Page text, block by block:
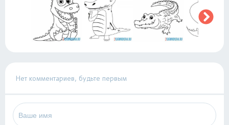
Нет комментариев, будьте первым